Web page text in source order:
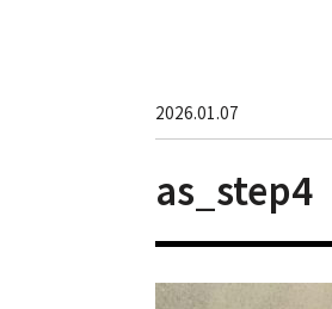
2026.01.07
as_step4